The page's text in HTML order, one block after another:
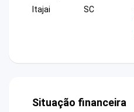
Itajai
SC
Situação financeira